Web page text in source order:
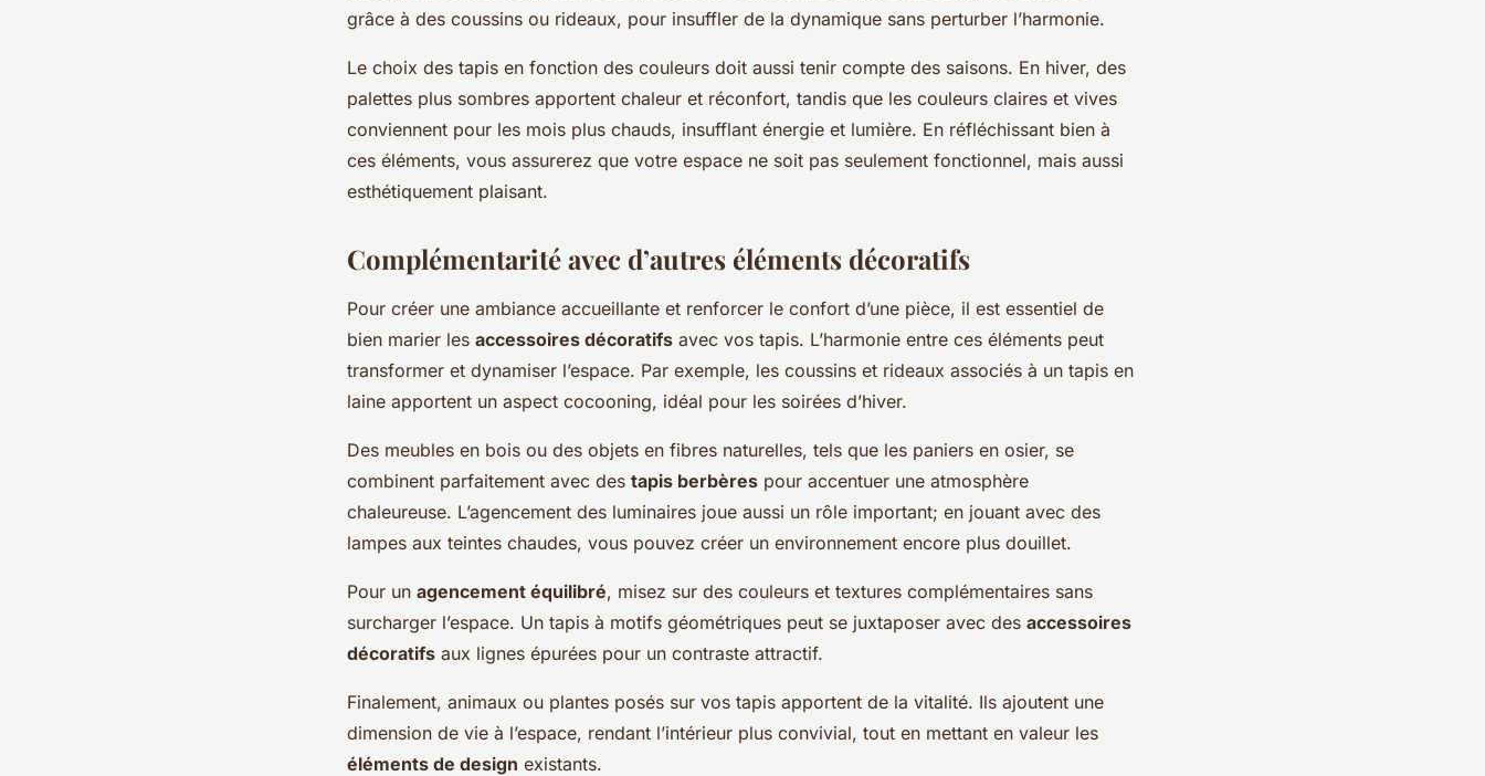
grâce à des coussins ou rideaux, pour insuffler de la dynamique sans perturber l’harmonie.
Le choix des tapis en fonction des couleurs doit aussi tenir compte des saisons. En hiver, des
palettes plus sombres apportent chaleur et réconfort, tandis que les couleurs claires et vives
conviennent pour les mois plus chauds, insufflant énergie et lumière. En réfléchissant bien à
ces éléments, vous assurerez que votre espace ne soit pas seulement fonctionnel, mais aussi
esthétiquement plaisant.
Complémentarité avec d’autres éléments décoratifs
Pour créer une ambiance accueillante et renforcer le confort d’une pièce, il est essentiel de
bien marier les accessoires décoratifs avec vos tapis. L’harmonie entre ces éléments peut
transformer et dynamiser l’espace. Par exemple, les coussins et rideaux associés à un tapis en
laine apportent un aspect cocooning, idéal pour les soirées d’hiver.
Des meubles en bois ou des objets en fibres naturelles, tels que les paniers en osier, se
combinent parfaitement avec des tapis berbères pour accentuer une atmosphère
chaleureuse. L’agencement des luminaires joue aussi un rôle important; en jouant avec des
lampes aux teintes chaudes, vous pouvez créer un environnement encore plus douillet.
Pour un agencement équilibré, misez sur des couleurs et textures complémentaires sans
surcharger l’espace. Un tapis à motifs géométriques peut se juxtaposer avec des accessoires
décoratifs aux lignes épurées pour un contraste attractif.
Finalement, animaux ou plantes posés sur vos tapis apportent de la vitalité. Ils ajoutent une
dimension de vie à l’espace, rendant l’intérieur plus convivial, tout en mettant en valeur les
éléments de design existants.